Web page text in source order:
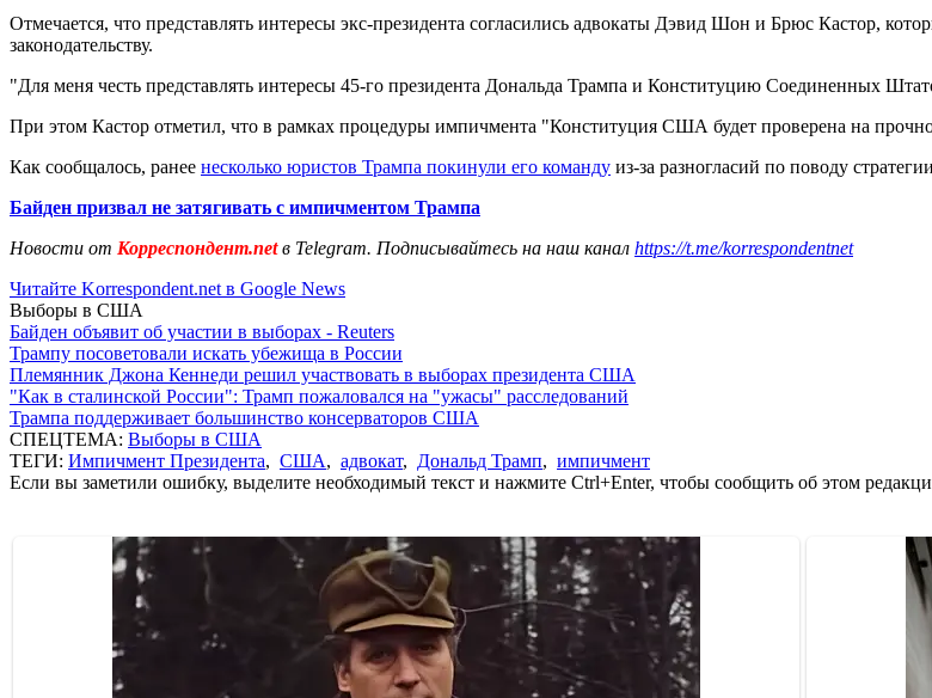
Отмечается, что представлять интересы экс-президента согласились адвокаты Дэвид Шон и Брюс Кастор,
законодательству.
"Для меня честь представлять интересы 45-го президента Дональда Трампа и Конституцию Соединенных
При этом Кастор отметил, что в рамках процедуры импичмента "Конституция США будет проверена на
Как сообщалось, ранее несколько юристов Трампа покинули его команду из-за разногласий по поводу
Байден призвал не затягивать с импичментом Трампа
Новости от Корреспондент.netв Telegram. Подписывайтесь на наш канал https://t.me/korrespondentnet
Читайте Korrespondent.net в Google News
Выборы в США
Байден объявит об участии в выборах - Reuters
Трампу посоветовали искать убежища в России
Племянник Джона Кеннеди решил участвовать в выборах президента США
"Как в сталинской России": Трамп пожаловался на "ужасы" расследований
Трампа поддерживает большинство консерваторов США
СПЕЦТЕМА: Выборы в США
ТЕГИ: Импичмент Президента, США, адвокат, Дональд Трамп, импичмент
Если вы заметили ошибку, выделите необходимый текст и нажмите Ctrl+Enter, чтобы сообщить об этом